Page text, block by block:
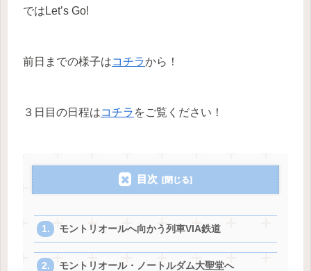
ではLet’s Go!
前日までの様子はコチラから！
３日目の日程はコチラ をご覧ください！
目次
モントリオールへ向かう列車VIA鉄道
モントリオール・ノートルダム大聖堂へ